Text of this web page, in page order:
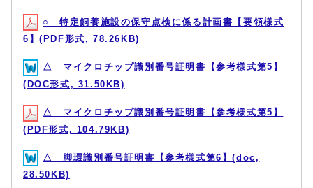
○ 特定飼養施設の保守点検に係る計画書【要領様式
6】(PDF形式, 78.26KB)
△ マイクロチップ識別番号証明書【参考様式第5】
(DOC形式, 31.50KB)
△ マイクロチップ識別番号証明書【参考様式第5】
(PDF形式, 104.79KB)
△ 脚環識別番号証明書【参考様式第6】(doc,
28.50KB)